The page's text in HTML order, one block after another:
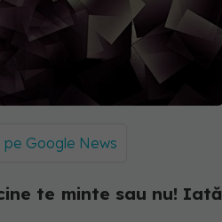
Google News
te minte sau nu! Iată